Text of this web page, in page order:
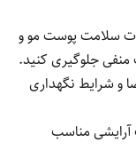
سلامت پوست مو و
منفی جلوگیری کنید.
و شرایط نگهداری
آرایشی مناسب